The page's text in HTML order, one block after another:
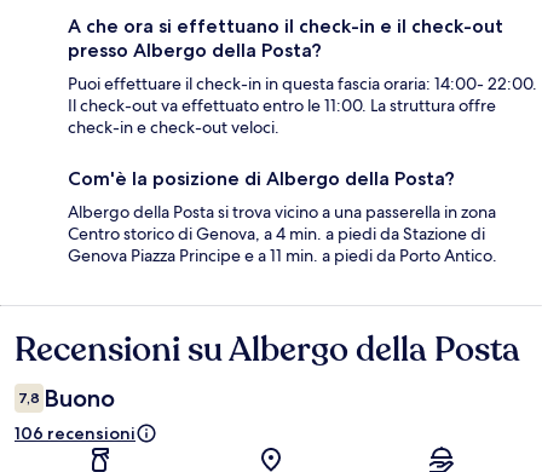
A che ora si effettuano il check-in e il check-out
presso Albergo della Posta?
Puoi effettuare il check-in in questa fascia oraria: 14:00- 22:00.
Il check-out va effettuato entro le 11:00. La struttura offre
check-in e check-out veloci.
Com'è la posizione di Albergo della Posta?
Albergo della Posta si trova vicino a una passerella in zona
Centro storico di Genova, a 4 min. a piedi da Stazione di
Genova Piazza Principe e a 11 min. a piedi da Porto Antico.
Recensioni
Recensioni su Albergo della Posta
7,8 Buono
106 recensioni